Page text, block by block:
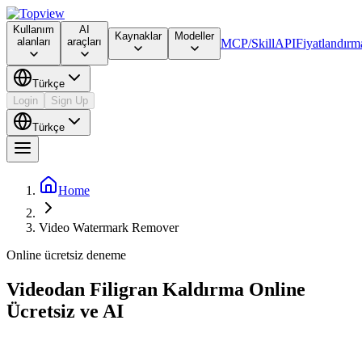
Kullanım
alanları
AI
araçları
Kaynaklar Modeller
MCP/SkillAPI
Türkçe
Login
Sign Up
Türkçe
Home
Video Watermark Remover
Online ücretsiz deneme
Videodan Filigran Kaldırma Online
Ücretsiz ve AI